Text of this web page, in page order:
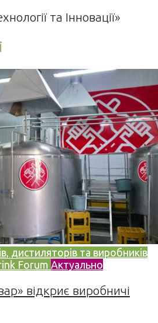
та Інновації»
дистиляторів та виробників
Forum Актуально
відкриє виробничі